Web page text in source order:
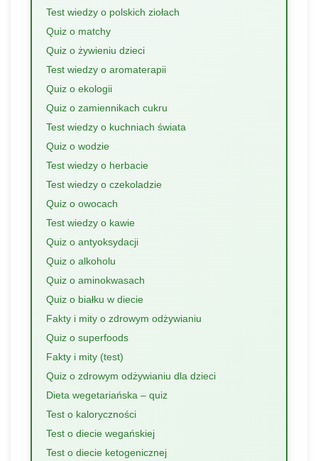
Test wiedzy o polskich ziołach
Quiz o matchy
Quiz o żywieniu dzieci
Test wiedzy o aromaterapii
Quiz o ekologii
Quiz o zamiennikach cukru
Test wiedzy o kuchniach świata
Quiz o wodzie
Test wiedzy o herbacie
Test wiedzy o czekoladzie
Quiz o owocach
Test wiedzy o kawie
Quiz o antyoksydacji
Quiz o alkoholu
Quiz o aminokwasach
Quiz o białku w diecie
Fakty i mity o zdrowym odżywianiu
Quiz o superfoods
Fakty i mity (test)
Quiz o zdrowym odżywianiu dla dzieci
Dieta wegetariańska – quiz
Test o kaloryczności
Test o diecie wegańskiej
Test o diecie ketogenicznej